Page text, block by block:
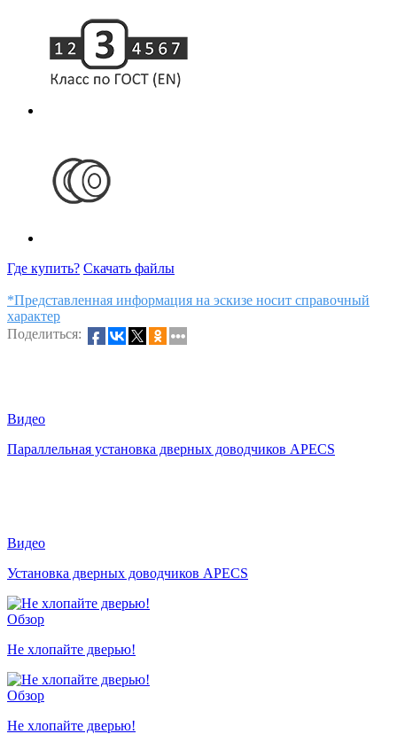
Где купить? Скачать файлы
*Представленная информация на эскизе носит справочный
характер
Поделиться:
Видео
Параллельная установка дверных доводчиков APECS
Видео
Установка дверных доводчиков APECS
Обзор
Не хлопайте дверью!
Обзор
Не хлопайте дверью!